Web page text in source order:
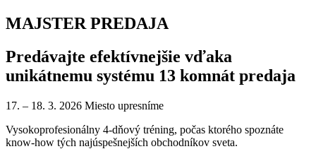
MAJSTER PREDAJA
Predávajte efektívnejšie vďaka
unikátnemu systému 13 komnát predaja
17. – 18. 3. 2026 Miesto upresníme
Vysokoprofesionálny 4-dňový tréning, počas ktorého spoznáte
know-how tých najúspešnejších obchodníkov sveta.